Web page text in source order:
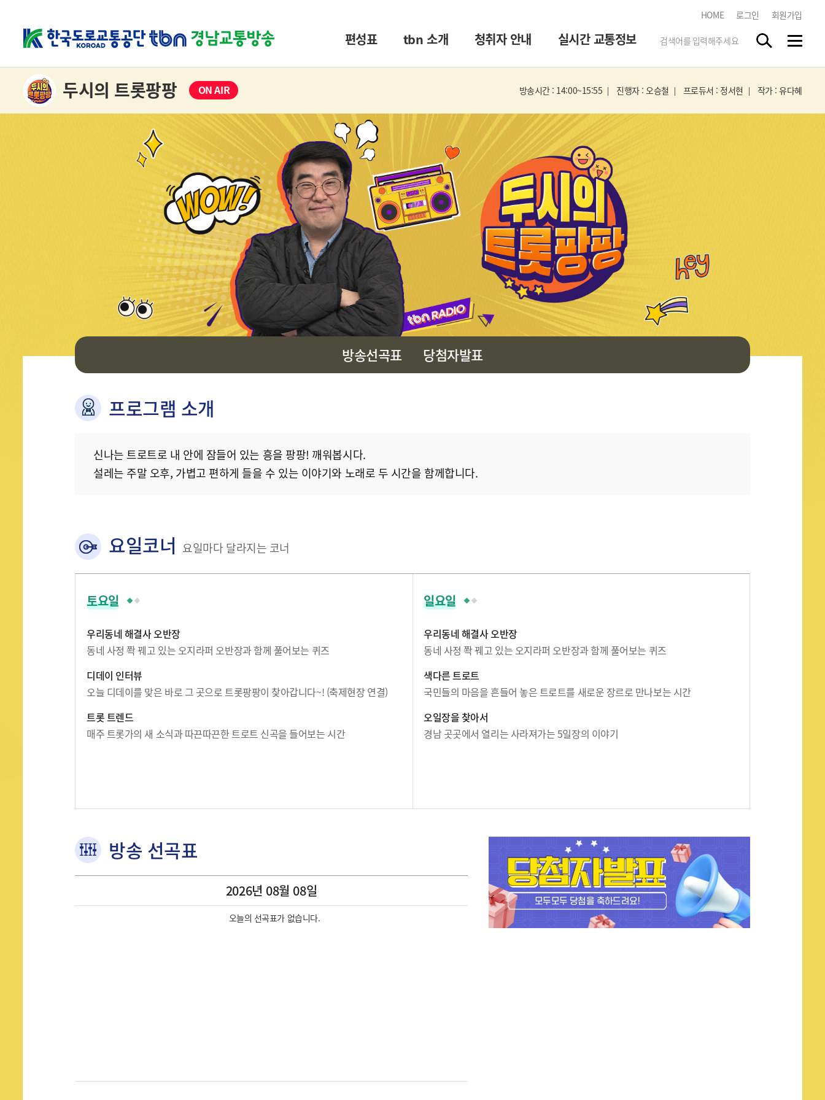
HOME 로그인 회원가입
편성표 tbn 소개 청취자 안내 실시간 교통정보
두시의 트롯팡팡 ON AIR 방송시간 : 14:00~15:55 진행자 : 오승철 프로듀서 : 정서현 작가 : 유다혜
방송선곡표 당첨자발표
프로그램 소개
신나는 트로트로 내 안에 잠들어 있는 흥을 팡팡! 깨워봅시다.
설레는 주말 오후, 가볍고 편하게 들을 수 있는 이야기와 노래로 두 시간을 함께합니다.
요일코너 요일마다 달라지는 코너
토요일
우리동네 해결사 오반장
동네 사정 쫙 꿰고 있는 오지라퍼 오반장과 함께 풀어보는 퀴즈
디데이 인터뷰
오늘 디데이를 맞은 바로 그 곳으로 트롯팡팡이 찾아갑니다~! (축제현장 연결)
트롯 트렌드
매주 트롯가의 새 소식과 따끈따끈한 트로트 신곡을 들어보는 시간
일요일
우리동네 해결사 오반장
동네 사정 쫙 꿰고 있는 오지라퍼 오반장과 함께 풀어보는 퀴즈
색다른 트로트
국민들의 마음을 흔들어 놓은 트로트를 새로운 장르로 만나보는 시간
오일장을 찾아서
경남 곳곳에서 열리는 사라져가는 5일장의 이야기
방송 선곡표
2026년 08월 08일
오늘의 선곡표가 없습니다.